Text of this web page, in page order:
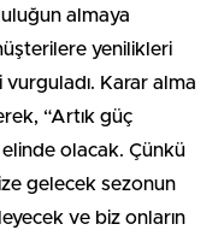
almaya
yenilikleri
vurguladı. Karar alma
“Artık güç
olacak. Çünkü
gelecek sezonun
ve biz onların